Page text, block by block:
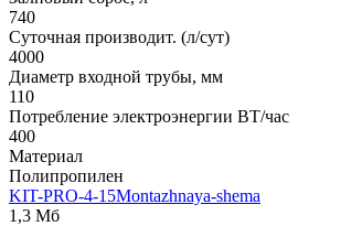
740
Суточная производит. (л/сут)
4000
Диаметр входной трубы, мм
110
Потребление электроэнергии ВТ/час
400
Материал
Полипропилен
KIT-PRO-4-15Montazhnaya-shema
1,3 Мб